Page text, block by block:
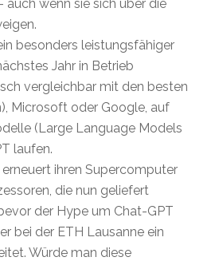
wenn sie sich über die
besonders leistungsfähiger
Jahr in Betrieb
vergleichbar mit den besten
Microsoft oder Google, auf
(Large Language Models
laufen.
ihren Supercomputer
die nun geliefert
der Hype um Chat-GPT
bei der ETH Lausanne ein
Würde man diese